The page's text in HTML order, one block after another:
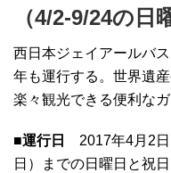
（4/2-9/24の日
西日本ジェイアールバ
年も運行する。世界遺
楽々観光できる便利なガ
■運行日
2017年4月2日
日）までの日曜日と祝日